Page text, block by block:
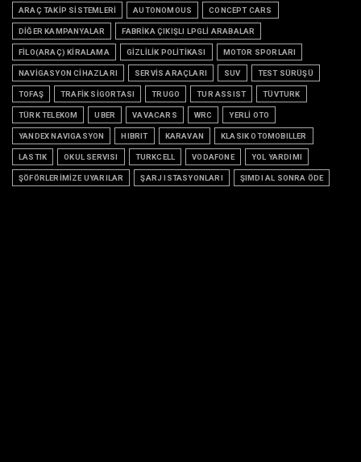
ARAÇ TAKİP SİSTEMLERİ AUTONOMOUS CONCEPT CARS
DİĞER KAMPANYALAR FABRİKA ÇIKIŞLI LPGLİ ARABALAR
FİLO(ARAÇ) KİRALAMA GİZLİLİK POLİTİKASI MOTOR SPORLARI
NAVİGASYON CİHAZLARI SERVİS ARAÇLARI SUV TEST SÜRÜŞÜ
TOFAŞ TRAFİK SİGORTASI TRUGO TUR ASSIST TÜVTURK
TÜRK TELEKOM UBER VAVACARS WRC YERLİ OTO
YANDEX NAVIGASYON HIBRIT KARAVAN KLASIK OTOMOBILLER
LASTIK OKUL SERVISI TURKCELL VODAFONE YOL YARDIMI
ŞÖFÖRLERİMİZE UYARILAR ŞARJ ISTASYONLARI ŞIMDI AL SONRA ÖDE